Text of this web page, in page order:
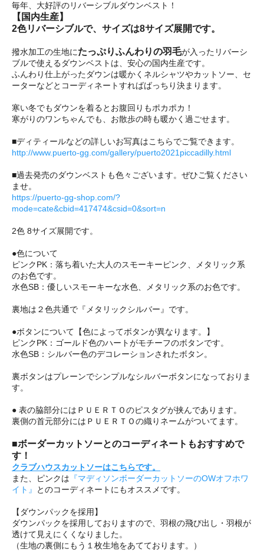
毎年、大好評のリバーシブルダウンベスト！
【国内生産】
2色リバーシブルで、サイズは8サイズ展開です。
撥水加工の生地にたっぷりふんわりの羽毛が入ったリバーシ
ブルで使えるダウンベストは、安心の国内生産です。
ふんわり仕上がったダウンは暖かくネルシャツやカットソー、セ
ーターなどとコーディネートすればばっちり決まります。
寒い冬でもダウンを着るとお腹回りもポカポカ！
寒がりのワンちゃんでも、お散歩の時も暖かく過ごせます。
■ディティールなどの詳しいお写真はこちらでご覧できます。
http://www.puerto-gg.com/gallery/puerto2021piccadilly.html
■過去発売のダウンベストも色々ございます。ぜひご覧ください
ませ。
https://puerto-gg-shop.com/?
mode=cate&cbid=417474&csid=0&sort=n
2色 8サイズ展開です。
●色について
ピンクPK：落ち着いた大人のスモーキーピンク、メタリック系
のお色です。
水色SB：優しいスモーキーな水色、メタリック系のお色です。
裏地は２色共通で『メタリックシルバー』です。
●ボタンについて【色によってボタンが異なります。】
ピンクPK：ゴールド色のハートがモチーフのボタンです。
水色SB：シルバー色のデコレーションされたボタン。
裏ボタンはプレーンでシンプルなシルバーボタンになっておりま
す。
● 表の脇部分にはＰＵＥＲＴＯのピスタグが挟んであります。
裏側の首元部分にはＰＵＥＲＴＯの織りネームがついてます。
■ボーダーカットソーとのコーディネートもおすすめで
す！
クラブハウスカットソーはこちらです。
また、ピンクは 『マディソンボーダーカットソーのOWオフホワ
イト』
とのコーディネートにもオススメです。
【ダウンパックを採用】
ダウンパックを採用しておりますので、羽根の飛び出し・羽根が
透けて見えにくくなりました。
（生地の裏側にもう１枚生地をあてております。）